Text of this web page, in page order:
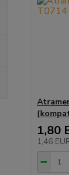
1,80
1,46